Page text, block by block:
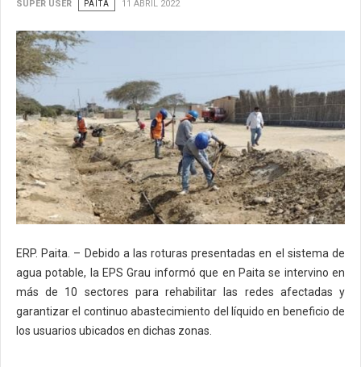
SUPER USER PAITA 11 ABRIL 2022
ERP. Paita. – Debido a las roturas presentadas en el sistema de
agua potable, la EPS Grau informó que en Paita se intervino en
más de 10 sectores para rehabilitar las redes afectadas y
garantizar el continuo abastecimiento del líquido en beneficio de
los usuarios ubicados en dichas zonas.